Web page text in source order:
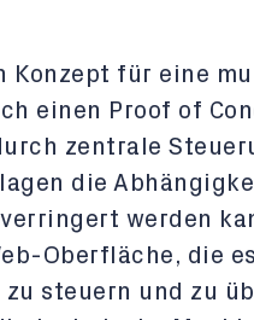
Konzept für eine
einen Proof of
zentrale
die
werden
Oberfläche, die
steuern und zu